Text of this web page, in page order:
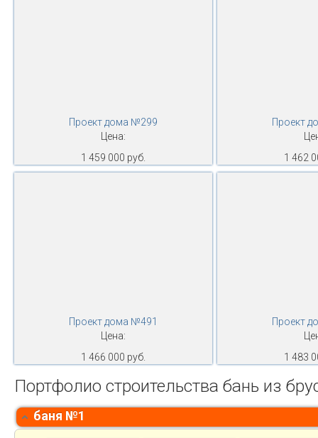
Проект дома №299
Цена:
1 459 000 руб.
Проект
1 462
Проект дома №491
Цена:
1 466 000 руб.
Проект
1 483
Портфолио строительства бань из
баня №1